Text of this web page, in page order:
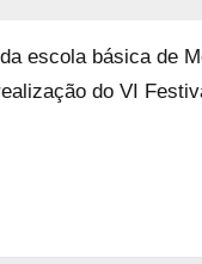
escola básica de
do VI